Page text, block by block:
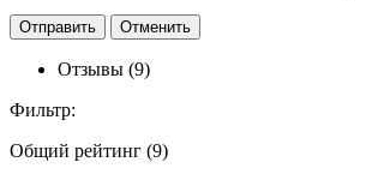
Отзывы (9)
Фильтр:
Общий рейтинг (9)